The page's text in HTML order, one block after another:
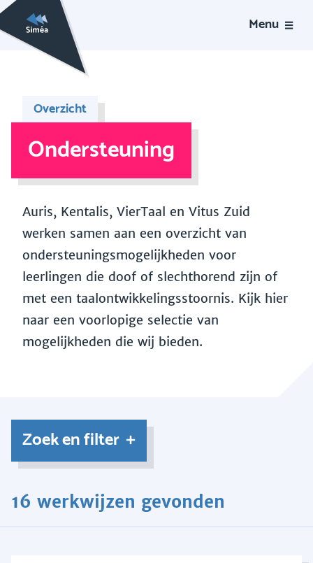
Menu
Overzicht
Ondersteuning
Auris, Kentalis, VierTaal en Vitus Zuid
werken samen aan een overzicht van
ondersteuningsmogelijkheden voor
leerlingen die doof of slechthorend zijn of
met een taalontwikkelingsstoornis. Kijk hier
naar een voorlopige selectie van
mogelijkheden die wij bieden.
Zoek en filter
16 werkwijzen gevonden